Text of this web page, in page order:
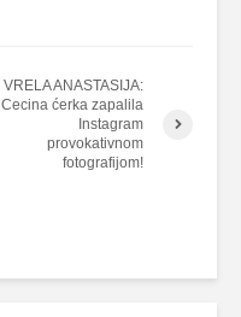
VRELA ANASTASIJA:
Cecina ćerka zapalila
Instagram
provokativnom
fotografijom!